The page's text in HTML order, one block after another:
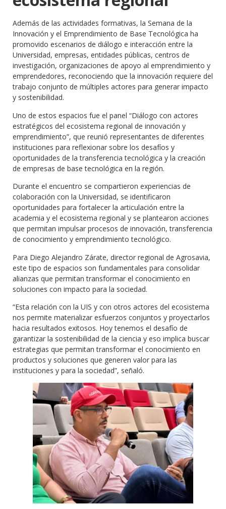
Además de las actividades formativas, la Semana de la
Innovación y el Emprendimiento de Base Tecnológica ha
promovido escenarios de diálogo e interacción entre la
Universidad, empresas, entidades públicas, centros de
investigación, organizaciones de apoyo al emprendimiento y
emprendedores, reconociendo que la innovación requiere del
trabajo conjunto de múltiples actores para generar impacto
y sostenibilidad.
Uno de estos espacios fue el panel “Diálogo con actores
estratégicos del ecosistema regional de innovación y
emprendimiento”, que reunió representantes de diferentes
instituciones para reflexionar sobre los desafíos y
oportunidades de la transferencia tecnológica y la creación
de empresas de base tecnológica en la región.
Durante el encuentro se compartieron experiencias de
colaboración con la Universidad, se identificaron
oportunidades para fortalecer la articulación entre la
academia y el ecosistema regional y se plantearon acciones
que permitan impulsar procesos de innovación, transferencia
de conocimiento y emprendimiento tecnológico.
Para Diego Alejandro Zárate, director regional de Agrosavia,
este tipo de espacios son fundamentales para consolidar
alianzas que permitan transformar el conocimiento en
soluciones con impacto para la sociedad.
“Esta relación con la UIS y con otros actores del ecosistema
nos permite materializar esfuerzos conjuntos y proyectarlos
hacia resultados exitosos. Hoy tenemos el desafío de
garantizar la sostenibilidad de la ciencia y eso implica buscar
estrategias que permitan transformar el conocimiento en
productos y soluciones que generen valor para las
instituciones y para la sociedad”, señaló.